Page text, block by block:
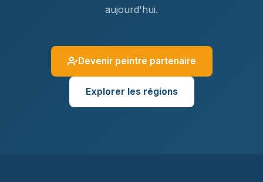
aujourd'hui.
Devenir peintre partenaire
Explorer les régions